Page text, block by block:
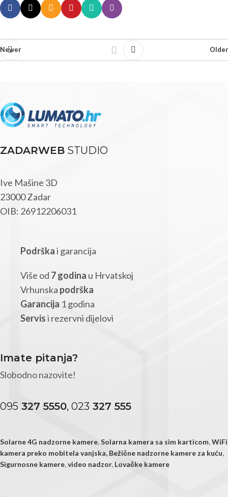
Newer Older
ZADARWEB STUDIO
Ive Mašine 3D
23000 Zadar
OIB: 26912206031
Podrškai garancija
Više od 7 godina u Hrvatskoj
Vrhunska podrška
Garancija 1 godina
Servisi rezervni dijelovi
Imate pitanja?
Slobodno nazovite!
095 327 5550, 023 327 555
Solarne 4G nadzorne kamere,Solarna kamera sa sim karticom,WiFi
kamera preko mobitela vanjska, Bežične nadzorne kamere za kuću,
Sigurnosne kamere,video nadzor, Lovačke kamere